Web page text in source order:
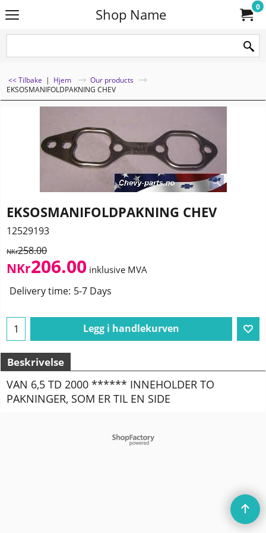
Shop Name 0
<< Tilbake | Hjem
Our products
EKSOSMANIFOLDPAKNING CHEV
EKSOSMANIFOLDPAKNING CHEV
12529193
NKr258.00
NKr206.00 inklusive MVA
Delivery time: 5-7 Days
Legg i handlekurven
Beskrivelse
VAN 6,5 TD 2000 ****** INNEHOLDER TO
PAKNINGER, SOM ER TIL EN SIDE
To create online store
ShopFactory eCommerce